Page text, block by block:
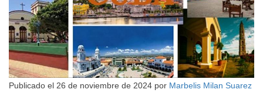
Publicado el 26 de noviembre de 2024 por Marbelis Milan Suarez